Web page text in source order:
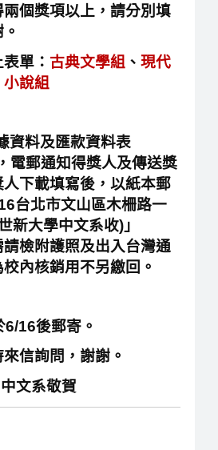
個獎項以上，請分別填
單： 古典文學組 、 現代
小說組
資料及匯款資料表
電郵通知得獎人及傳送獎
下載填寫後，以紙本郵
台北市文山區木柵路一
新大學中文系收)」
檢附護照及出入台灣通
內核銷用不另繳回。
16後郵寄。
信詢問，謝謝。
中文系敬賀